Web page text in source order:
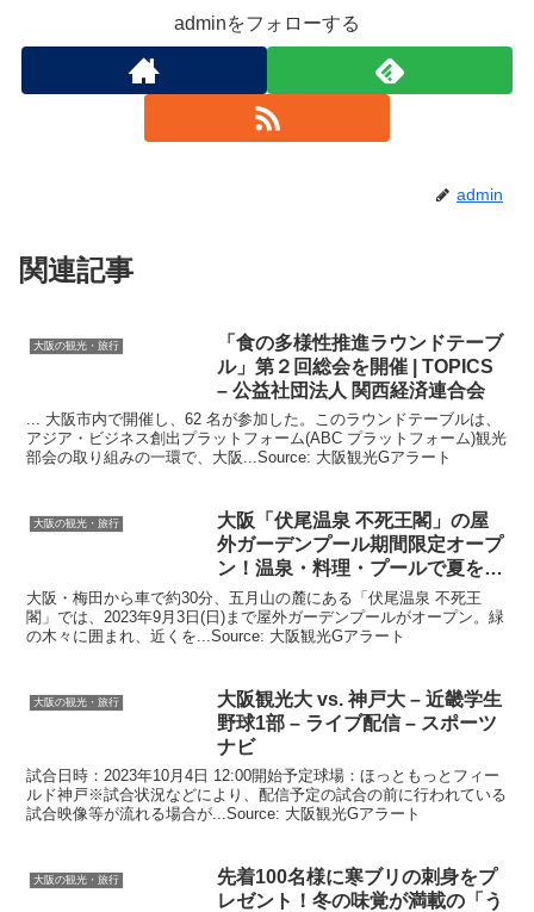
adminをフォローする
admin
関連記事
大阪の観光・旅行
「食の多様性推進ラウンドテーブ
ル」第２回総会を開催 | TOPICS
– 公益社団法人 関西経済連合会
... 大阪市内で開催し、62 名が参加した。このラウンドテーブルは、
アジア・ビジネス創出プラットフォーム(ABC プラットフォーム)観光
部会の取り組みの一環で、大阪...Source: 大阪観光Gアラート
大阪の観光・旅行 大阪 「伏尾温泉 不死王閣」の屋
外ガーデンプール期間限定オープ
ン！温泉・料理・プールで夏を
…
大阪・梅田から車で約30分、五月山の麓にある「伏尾温泉 不死王
閣」では、2023年9月3日(日)まで屋外ガーデンプールがオープン。緑
の木々に囲まれ、近くを...Source: 大阪観光Gアラート
大阪の観光・旅行 大阪観光大 vs. 神戸大 – 近畿学生
野球1部 – ライブ配信 – スポーツ
ナビ
試合日時：2023年10月4日 12:00開始予定球場：ほっともっとフィー
ルド神戸※試合状況などにより、配信予定の試合の前に行われている
試合映像等が流れる場合が...Source: 大阪観光Gアラート
大阪の観光・旅行
先着100名様に寒ブリの刺身をプ
レゼント！冬の味覚が満載の「う